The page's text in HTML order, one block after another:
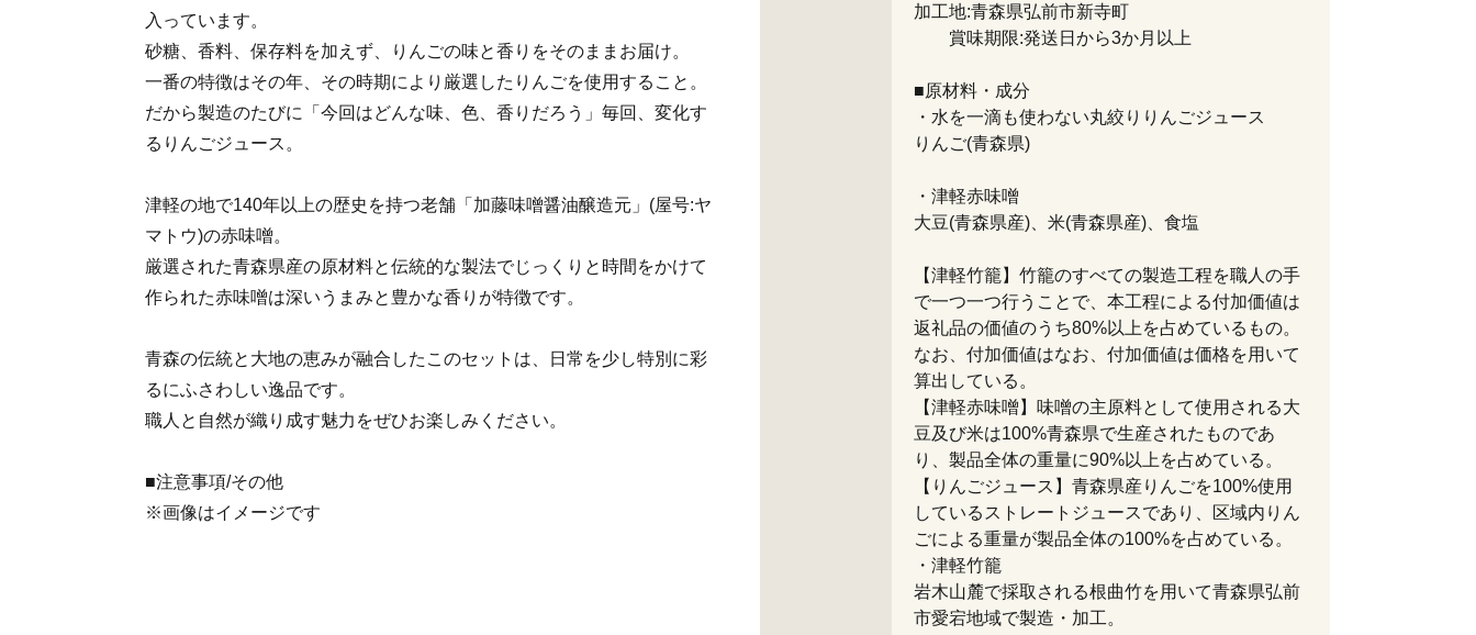
入っています。
砂糖、香料、保存料を加えず、りんごの味と香りをそのままお届け。
一番の特徴はその年、その時期により厳選したりんごを使用すること。
だから製造のたびに「今回はどんな味、色、香りだろう」毎回、変化す
るりんごジュース。
津軽の地で140年以上の歴史を持つ老舗「加藤味噌醤油醸造元」(屋号:ヤ
マトウ)の赤味噌。
厳選された青森県産の原材料と伝統的な製法でじっくりと時間をかけて
作られた赤味噌は深いうまみと豊かな香りが特徴です。
青森の伝統と大地の恵みが融合したこのセットは、日常を少し特別に彩
るにふさわしい逸品です。
職人と自然が織り成す魅力をぜひお楽しみください。
■注意事項/その他
※画像はイメージです
加工地:青森県弘前市新寺町
賞味期限:発送日から3か月以上
■原材料・成分
・水を一滴も使わない丸絞りりんごジュース
りんご(青森県)
・津軽赤味噌
大豆(青森県産)、米(青森県産)、食塩
【津軽竹籠】竹籠のすべての製造工程を職人の手
で一つ一つ行うことで、本工程による付加価値は
返礼品の価値のうち80%以上を占めているもの。
なお、付加価値はなお、付加価値は価格を用いて
算出している。
【津軽赤味噌】味噌の主原料として使用される大
豆及び米は100%青森県で生産されたものであ
り、製品全体の重量に90%以上を占めている。
【りんごジュース】青森県産りんごを100%使用
しているストレートジュースであり、区域内りん
ごによる重量が製品全体の100%を占めている。
・津軽竹籠
岩木山麓で採取される根曲竹を用いて青森県弘前
市愛宕地域で製造・加工。